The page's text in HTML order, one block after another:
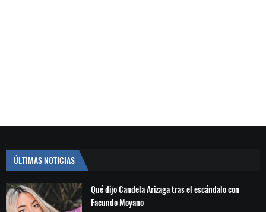
ÚLTIMAS NOTICIAS
Qué dijo Candela Arizaga tras el escándalo con
Facundo Moyano